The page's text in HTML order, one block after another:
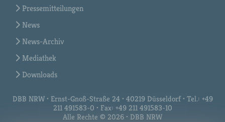
Pressemitteilungen
News
News-Archiv
Mediathek
Downloads
DBB NRW • Ernst-Gnoß-Straße 24 • 40219 Düsseldorf • Tel.: +49
211 491583-0 • Fax: +49 211 491583-10
Alle Rechte © 2026 • DBB NRW